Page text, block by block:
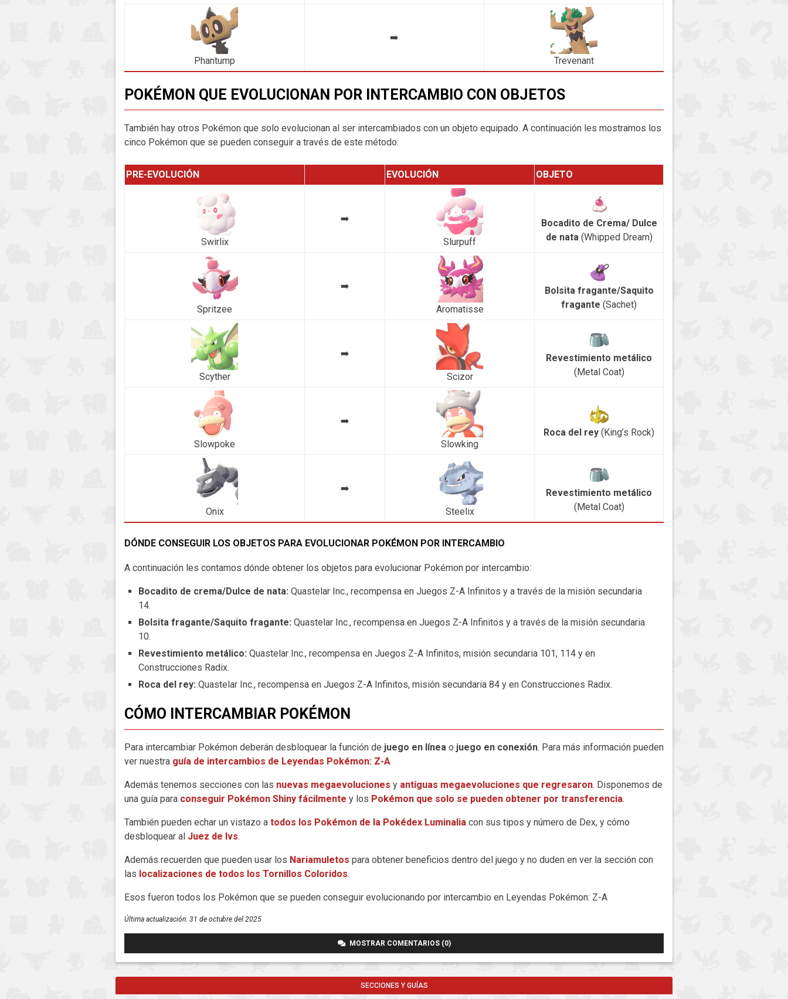
Phantump
➡️
Trevenant
POKÉMON QUE EVOLUCIONAN POR INTERCAMBIO CON OBJETOS
También hay otros Pokémon que solo evolucionan al ser intercambiados con un objeto equipado. A continuación les mostramos los
cinco Pokémon que se pueden conseguir a través de este método:
PRE-EVOLUCIÓN EVOLUCIÓN OBJETO
Swirlix
➡️
Slurpuff
Bocadito de Crema/ Dulce
de nata(Whipped Dream)
Spritzee
➡️
Aromatisse
Bolsita fragante/Saquito
fragante (Sachet)
Scyther
➡️
Scizor
Revestimiento metálico
(Metal Coat)
Slowpoke
➡️
Slowking
Roca del rey (King’s Rock)
Onix
➡️
Steelix
Revestimiento metálico
(Metal Coat)
DÓNDE CONSEGUIR LOS OBJETOS PARA EVOLUCIONAR POKÉMON POR INTERCAMBIO
A continuación les contamos dónde obtener los objetos para evolucionar Pokémon por intercambio:
Bocadito de crema/Dulce de nata: Quastelar Inc., recompensa en Juegos Z-A Infinitos y a través de la misión secundaria
14.
Bolsita fragante/Saquito fragante: Quastelar Inc., recompensa en Juegos Z-A Infinitos y a través de la misión secundaria
10.
Revestimiento metálico: Quastelar Inc., recompensa en Juegos Z-A Infinitos, misión secundaria 101, 114 y en
Construcciones Radix.
Roca del rey: Quastelar Inc., recompensa en Juegos Z-A Infinitos, misión secundaria 84 y en Construcciones Radix.
CÓMO INTERCAMBIAR POKÉMON
Para intercambiar Pokémon deberán desbloquear la función de juego en línea o juego en conexión. Para más información pueden
ver nuestra guía de intercambios de Leyendas Pokémon: Z-A
Además tenemos secciones con las nuevas megaevoluciones y antiguas megaevoluciones que regresaron. Disponemos de
una guía para conseguir Pokémon Shiny fácilmente y los Pokémon que solo se pueden obtener por transferencia.
También pueden echar un vistazo a todos los Pokémon de la Pokédex Luminalia con sus tipos y número de Dex, y cómo
desbloquear al Juez de Ivs.
Además recuerden que pueden usar los Nariamuletos para obtener beneficios dentro del juego y no duden en ver la sección con
las localizaciones de todos los Tornillos Coloridos.
Esos fueron todos los Pokémon que se pueden conseguir evolucionando por intercambio en Leyendas Pokémon: Z-A
Última actualización: 31 de octubre del 2025
MOSTRAR COMENTARIOS (0)
SECCIONES Y GUÍAS